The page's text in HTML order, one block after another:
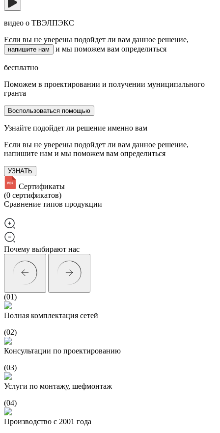
видео о ТВЭЛПЭКС
Если вы не уверены подойдет ли вам данное решение,
напишите нам и мы поможем вам определиться
бесплатно
Поможем в проектировании и получении муниципального
гранта
Воспользоваться помощью
Узнайте подойдет ли решение именно вам
Если вы не уверены подойдет ли вам данное решение,
напишите нам и мы поможем вам определиться
УЗНАТЬ
Сертификаты
(0 сертификатов)
Сравнение типов продукции
Почему выбирают нас
(01)
Полная комплектация сетей
(02)
Консультации по проектированию
(03)
Услуги по монтажу, шефмонтаж
(04)
Производство с 2001 года